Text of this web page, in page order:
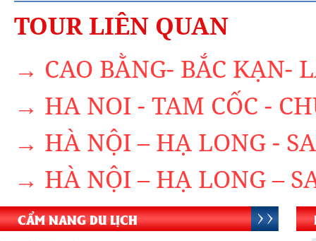
TOUR LIÊN QUAN
→ CAO BẰNG- BẮC KẠN-
→ HA NOI - TAM CỐC -
→ HÀ NỘI – HẠ LONG -
→ HÀ NỘI – HẠ LONG –
CẨM NANG DU LỊCH